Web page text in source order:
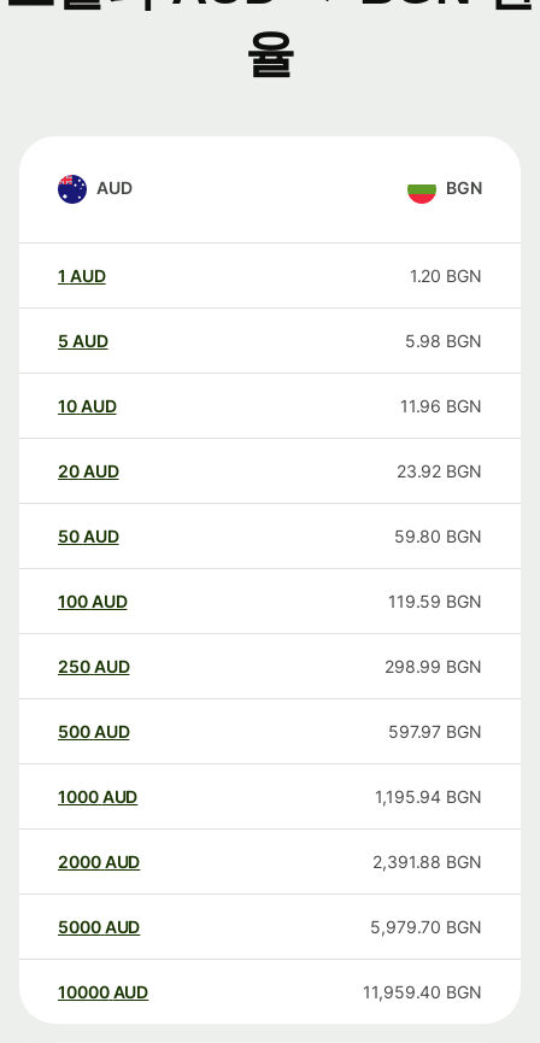
율
AUD BGN
1 AUD 1.20 BGN
5 AUD 5.98 BGN
10AUD 11.96 BGN
20AUD 23.92 BGN
50AUD 59.80 BGN
100AUD 119.59 BGN
250AUD 298.99 BGN
500AUD 597.97 BGN
1000AUD 1,195.94 BGN
2000AUD 2,391.88 BGN
5000AUD 5,979.70 BGN
10000 AUD 11,959.40 BGN